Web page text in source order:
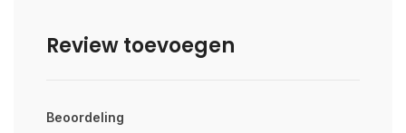
Review toevoegen
Beoordeling